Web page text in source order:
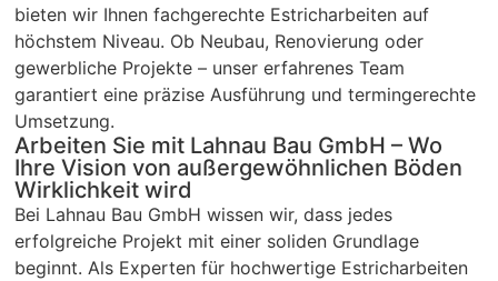
bieten wir Ihnen fachgerechte Estricharbeiten auf
höchstem Niveau. Ob Neubau, Renovierung oder
gewerbliche Projekte – unser erfahrenes Team
garantiert eine präzise Ausführung und termingerechte
Umsetzung.
Arbeiten Sie mit Lahnau Bau GmbH – Wo
Ihre Vision von außergewöhnlichen Böden
Wirklichkeit wird
Bei Lahnau Bau GmbH wissen wir, dass jedes
erfolgreiche Projekt mit einer soliden Grundlage
beginnt. Als Experten für hochwertige Estricharbeiten